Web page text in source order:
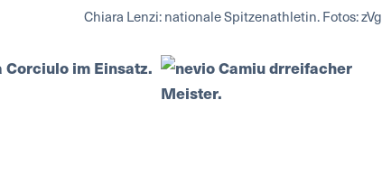
Chiara Lenzi: nationale Spitzenathletin. Fotos: zVg